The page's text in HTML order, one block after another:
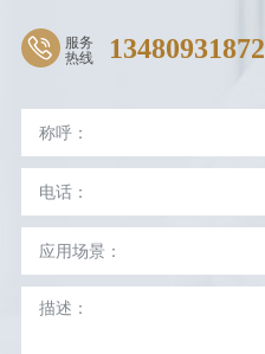
服务
热线 13480931872